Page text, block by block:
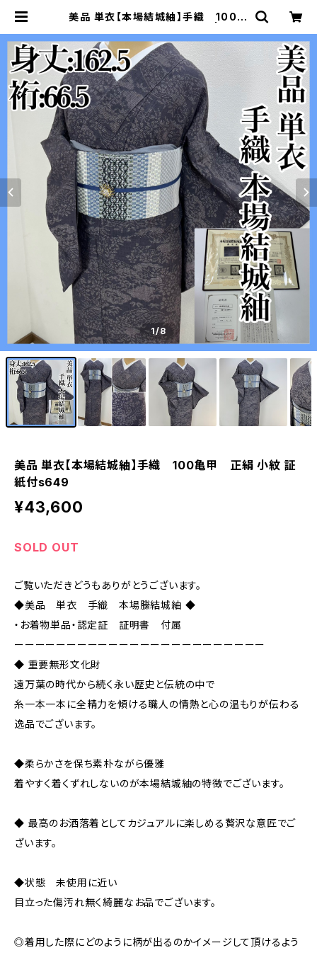
美品 単衣【本場結城紬】手織 100亀
夢美月
1/8
美品 単衣【本場結城紬】手織 100亀甲 正絹 小紋 証
紙付s649
¥43,600
SOLD OUT
ご覧いただきどうもありがとうございます。
◆美品 単衣 手織 本場縢結城紬 ◆
・お着物単品・認定証 証明書 付属
ーーーーーーーーーーーーーーーーーーーーーーーー
◆ 重要無形文化財
遠万葉の時代から続く永い歴史と伝統の中で
糸一本一本に全精力を傾ける職人の情熱と心の温もりが伝わる
逸品でございます。
◆柔らかさを保ち素朴ながら優雅
着やすく着くずれしないのが本場結城紬の特徴でございます。
◆ 最高のお洒落着としてカジュアルに楽しめる贅沢な意匠でご
ざいます。
◆状態 未使用に近い
目立った傷汚れ無く綺麗なお品でございます。
◎着用した際にどのように柄が出るのかイメージして頂けるよう